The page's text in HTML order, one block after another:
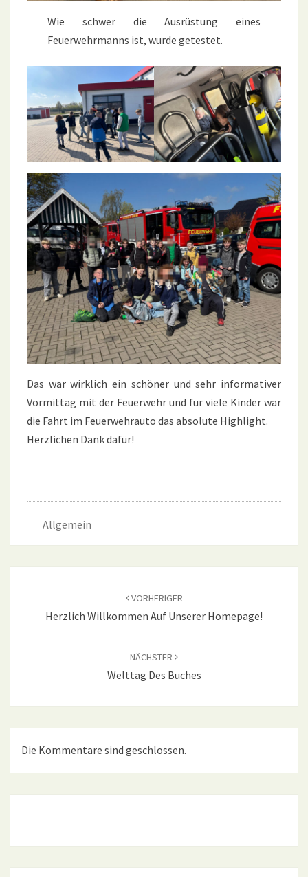
Wie schwer die Ausrüstung eines
Feuerwehrmanns ist, wurde getestet.
Das war wirklich ein schöner und sehr informativer
Vormittag mit der Feuerwehr und für viele Kinder war
die Fahrt im Feuerwehrauto das absolute Highlight.
Herzlichen Dank dafür!
Allgemein
VORHERIGER
Herzlich Willkommen Auf Unserer Homepage!
NÄCHSTER
Welttag Des Buches
Die Kommentare sind geschlossen.